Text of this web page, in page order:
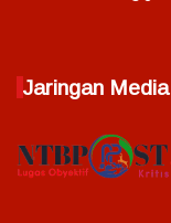
Jaringan Media